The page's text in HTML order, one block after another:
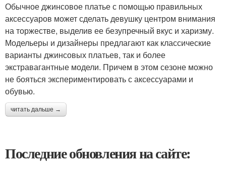
Обычное джинсовое платье с помощью правильных
аксессуаров может сделать девушку центром внимания
на торжестве, выделив ее безупречный вкус и харизму.
Модельеры и дизайнеры предлагают как классические
варианты джинсовых платьев, так и более
экстравагантные модели. Причем в этом сезоне можно
не бояться экспериментировать с аксессуарами и
обувью.
читать дальше →
Последние обновления на сайте: